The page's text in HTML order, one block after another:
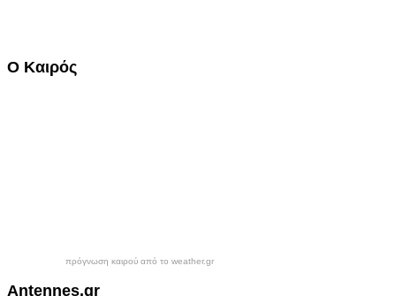
Ο Καιρός
πρόγνωση καιρού από το weather.gr
Antennes.gr